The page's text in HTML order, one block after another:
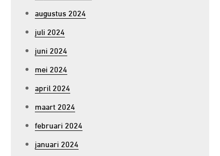
augustus 2024
juli 2024
juni 2024
mei 2024
april 2024
maart 2024
februari 2024
januari 2024